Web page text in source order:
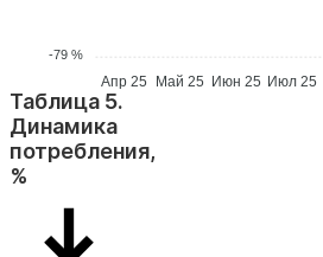
-79 %
Апр 25 Май 25 Июн 25 Июл 25
Таблица 5.
Динамика
потребления,
%